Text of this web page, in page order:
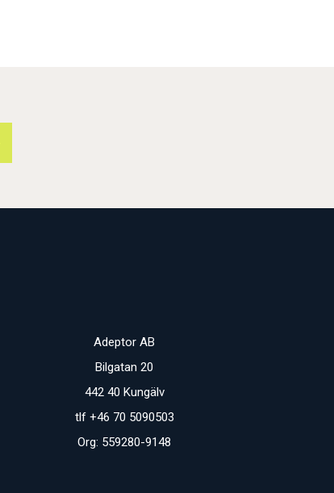
Adeptor AB
Bilgatan 20
442 40 Kungälv
tlf +46 70 5090503
Org: 559280-9148